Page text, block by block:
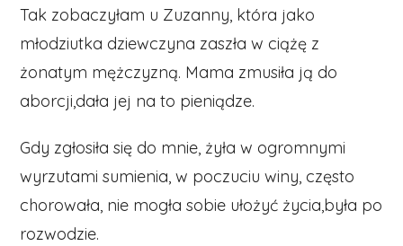
Tak zobaczyłam u Zuzanny, która jako
młodziutka dziewczyna zaszła w ciążę z
żonatym mężczyzną. Mama zmusiła ją do
aborcji,dała jej na to pieniądze.
Gdy zgłosiła się do mnie, żyła w ogromnymi
wyrzutami sumienia, w poczuciu winy, często
chorowała, nie mogła sobie ułożyć życia,była po
rozwodzie.